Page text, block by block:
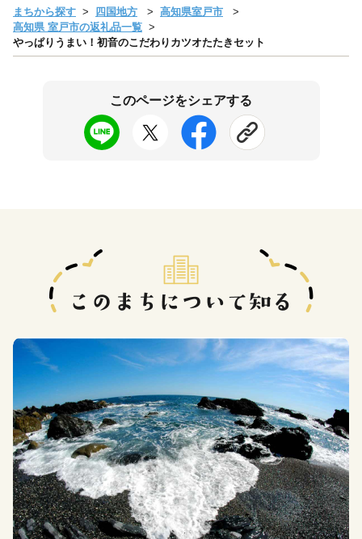
まちから探す 四国地方
高知県室戸市
高知県 室戸市の返礼品一覧
やっぱりうまい！初音のこだわりカツオたたきセット
このページをシェアする